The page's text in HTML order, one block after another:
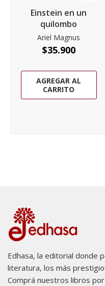
Einstein en un
quilombo
Ariel Magnus
$35.900
AGREGAR AL
CARRITO
Edhasa, la editorial donde
literatura, los más
Comprá nuestros libros